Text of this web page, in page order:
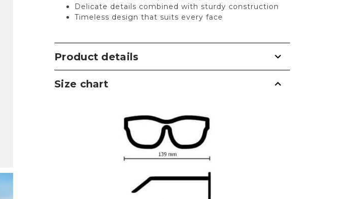
Delicate details combined with sturdy construction
Timeless design that suits every face
Product details
Size chart